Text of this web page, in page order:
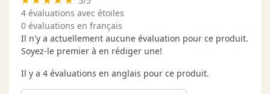
4 évaluations avec étoiles
0 évaluations en français
Il n'y a actuellement aucune évaluation pour ce produit.
Soyez-le premier à en rédiger une!
Il y a 4 évaluations en anglais pour ce produit.